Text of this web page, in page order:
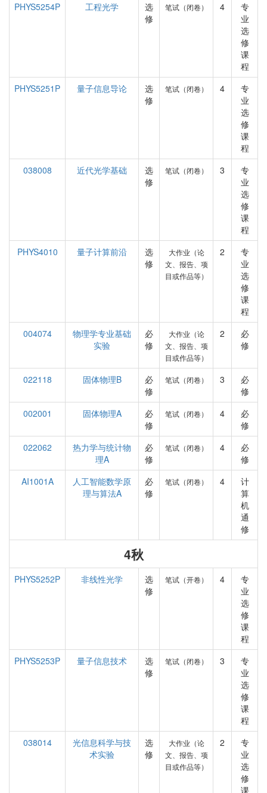
PHYS5254P 工程光学
选
修
笔试（闭卷） 4
专
业
选
修
课
程
PHYS5251P
量子信息导论
选
修
笔试（闭卷） 4
专
业
选
修
课
程
038008
近代光学基础
选
修
笔试（闭卷） 3
专
业
选
修
课
程
PHYS4010
量子计算前沿
选
修
大作业（论
文、报告、项
目或作品等）
2
专
业
选
修
课
程
004074
物理学专业基础
实验
必
修
大作业（论
文、报告、项
目或作品等）
2
必
修
022118 固体物理B
必
修
笔试（闭卷） 3
必
修
002001
固体物理A
必
修
笔试（闭卷） 4
必
修
022062
热力学与统计物
理A
必
修
笔试（闭卷） 4
必
修
AI1001A
人工智能数学原
理与算法A
必
修
笔试（闭卷） 4
计
算
机
通
修
4秋
PHYS5252P 非线性光学
选
修
笔试（开卷） 4
专
业
选
修
课
程
PHYS5253P
量子信息技术
选
修
笔试（闭卷） 3
专
业
选
修
课
程
038014
光信息科学与技
术实验
选
修
大作业（论
文、报告、项
目或作品等）
2
专
业
选
修
课